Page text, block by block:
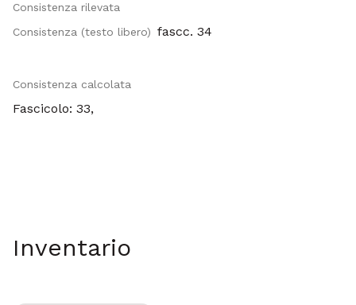
Consistenza rilevata
Consistenza (testo libero) fascc. 34
Consistenza calcolata
Fascicolo: 33,
Inventario